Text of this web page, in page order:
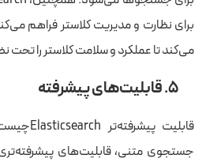
برای نظارت و مدیریت کلاستر فراهم
می‌کند تا عملکرد و سلامت کلاستر را تحت
۵. قابلیت‌های پیشرفته
جستجوی متنی، قابلیت‌های